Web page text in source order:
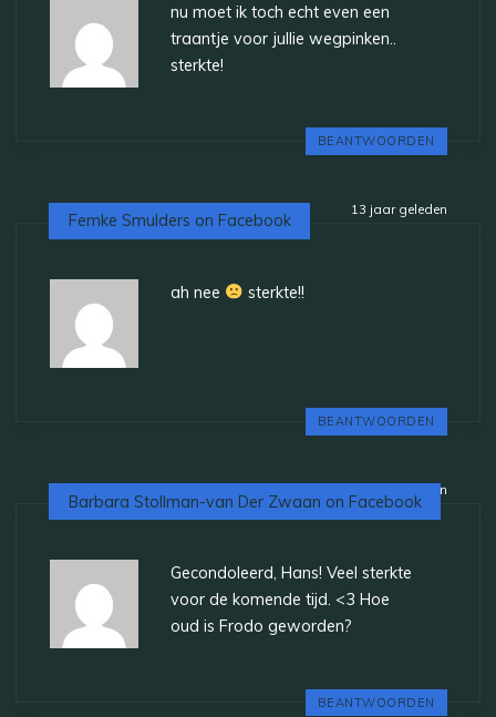
nu moet ik toch echt even een
traantje voor jullie wegpinken..
sterkte!
BEANTWOORDEN
13 jaar geleden
Femke Smulders on Facebook
ah nee sterkte!!
BEANTWOORDEN
13 jaar geleden
Barbara Stollman-van Der Zwaan on Facebook
Gecondoleerd, Hans! Veel sterkte
voor de komende tijd. <3 Hoe
oud is Frodo geworden?
BEANTWOORDEN